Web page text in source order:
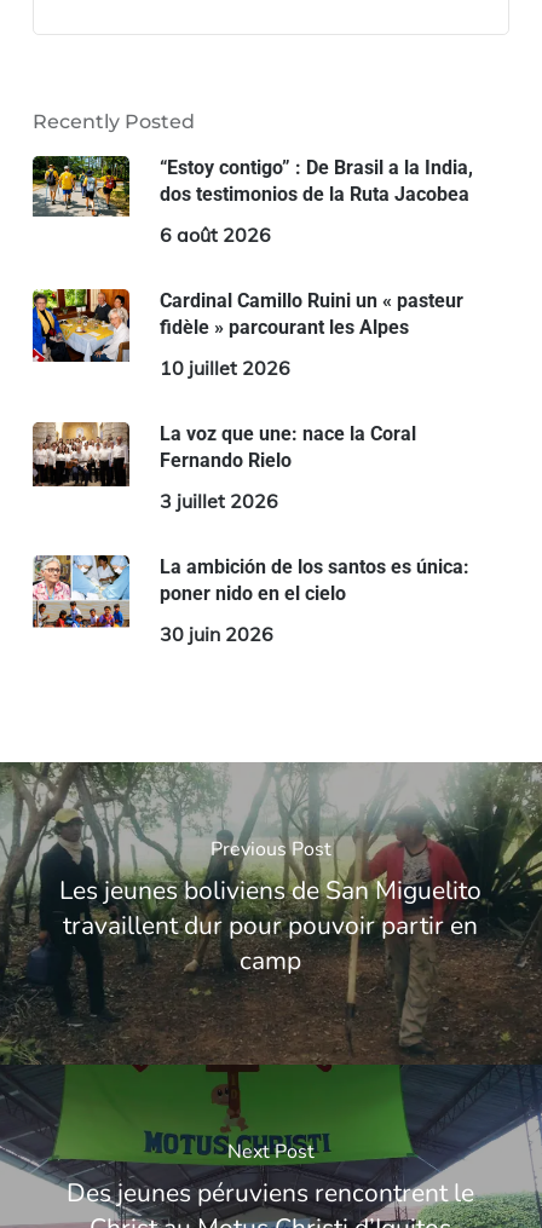
Recently Posted
“Estoy contigo” : De Brasil a la India,
dos testimonios de la Ruta Jacobea
6 août 2026
Cardinal Camillo Ruini un « pasteur
fidèle » parcourant les Alpes
10 juillet 2026
La voz que une: nace la Coral
Fernando Rielo
3 juillet 2026
La ambición de los santos es única:
poner nido en el cielo
30 juin 2026
Previous Post
Les jeunes boliviens de San Miguelito
travaillent dur pour pouvoir partir en
camp
Next Post
Des jeunes péruviens rencontrent le